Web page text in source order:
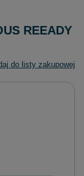
REEADY
do listy zakupowej